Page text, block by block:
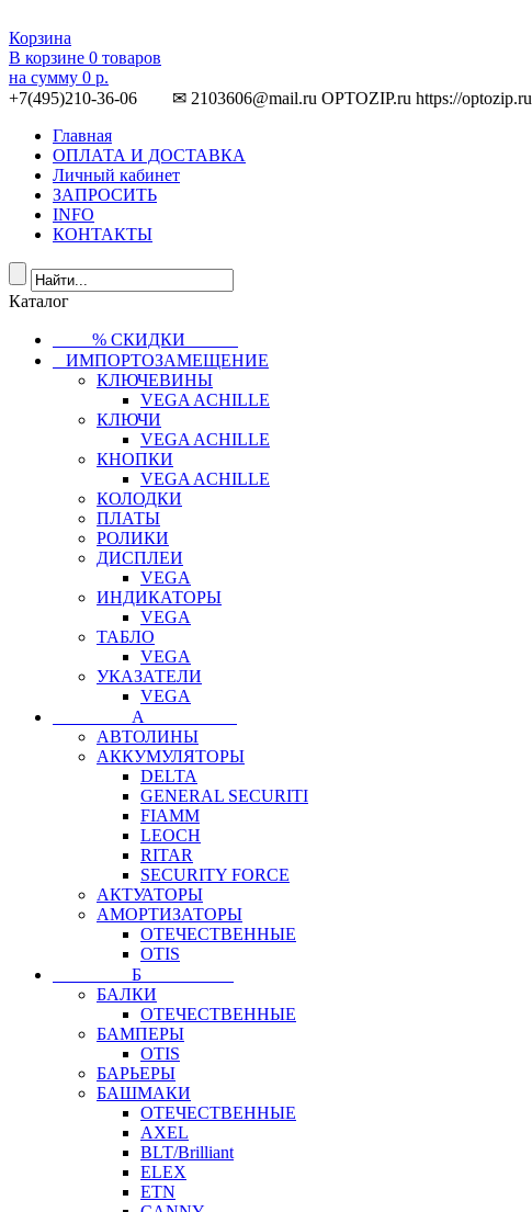
Корзина
В корзине 0 товаров
на сумму 0 р.
+7(495)210-36-06 ✉ 2103606@mail.ru OPTOZIP.ru https://optozip.ru
Главная
ОПЛАТА И ДОСТАВКА
Личный кабинет
ЗАПРОСИТЬ
INFO
КОНТАКТЫ
Каталог
⠀⠀⠀% СКИДКИ⠀⠀⠀⠀
⠀ИМПОРТОЗАМЕЩЕНИЕ
КЛЮЧЕВИНЫ
VEGA ACHILLE
КЛЮЧИ
VEGA ACHILLE
КНОПКИ
VEGA ACHILLE
КОЛОДКИ
ПЛАТЫ
РОЛИКИ
ДИСПЛЕИ
VEGA
ИНДИКАТОРЫ
VEGA
ТАБЛО
VEGA
УКАЗАТЕЛИ
VEGA
⠀⠀⠀⠀⠀⠀А⠀⠀⠀⠀⠀⠀⠀
АВТОЛИНЫ
АККУМУЛЯТОРЫ
DELTA
GENERAL SECURITI
FIAMM
LEOCH
RITAR
SECURITY FORCE
АКТУАТОРЫ
АМОРТИЗАТОРЫ
ОТЕЧЕСТВЕННЫЕ
OTIS
⠀⠀⠀⠀⠀⠀Б⠀⠀⠀⠀⠀⠀⠀
БАЛКИ
ОТЕЧЕСТВЕННЫЕ
БАМПЕРЫ
OTIS
БАРЬЕРЫ
БАШМАКИ
ОТЕЧЕСТВЕННЫЕ
AXEL
BLT/Brilliant
ELEX
ETN